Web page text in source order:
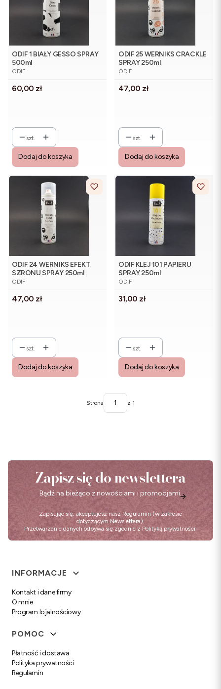
ODIF 1 BIAŁY GESSO SPRAY
500ml
PRODUCENT
ODIF
Cena
60,00 zł
szt.
Dodaj do koszyka
ODIF 25 WERNIKS CRACKLE
SPRAY 250ml
PRODUCENT
ODIF
Cena
47,00 zł
szt.
Dodaj do koszyka
ODIF 24 WERNIKS EFEKT
SZRONU SPRAY 250ml
PRODUCENT
ODIF
Cena
47,00 zł
szt.
Dodaj do koszyka
ODIF KLEJ 101 PAPIERU
SPRAY 250ml
PRODUCENT
ODIF
Cena
31,00 zł
szt.
Dodaj do koszyka
Strona z 1
Zapisz się do newslettera
Bądź na bieżąco z nowościami i promocjami.
Zapisując się, akceptujesz nasz Regulamin (w zakresie
dotyczącym Newslettera).
Przetwarzanie danych odbywa się zgodnie z Polityką prywatności.
Linki w stopce
INFORMACJE
Kontakt i dane firmy
O mnie
Program lojalnościowy
POMOC
Płatność i dostawa
Polityka prywatności
Regulamin